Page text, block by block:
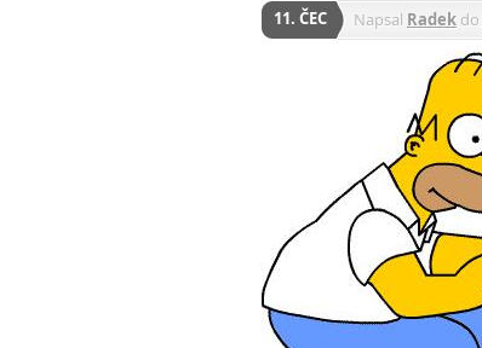
11. ČEC Napsal Radek do